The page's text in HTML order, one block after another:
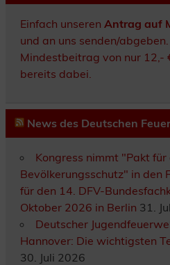
Einfach unseren Antrag auf
und an uns senden/
Mindestbeitrag von nur 12,-
bereits dabei.
News des Deutschen
Kongress nimmt "Pakt für
Bevölkerungsschutz" in den
für den 14. DFV-
Oktober 2026 in Berlin 31.
Deutscher
Hannover: Die wichtigsten
30. Juli 2026